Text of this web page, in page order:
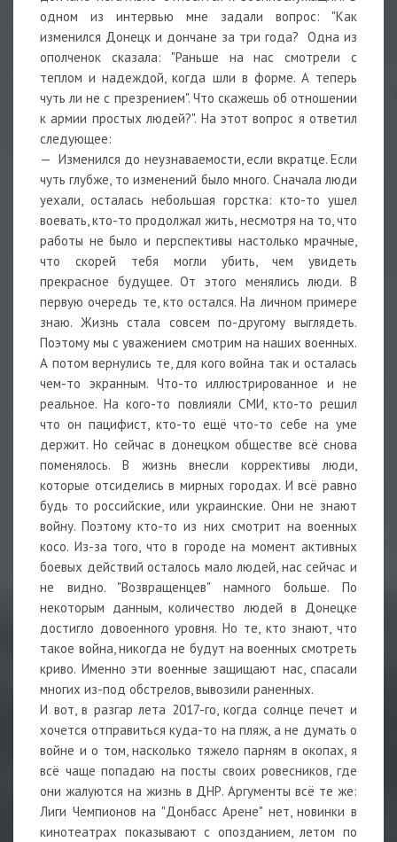
одном из интервью мне задали вопрос: "Как
изменился Донецк и дончане за три года? Одна из
ополченок сказала: "Раньше на нас смотрели с
теплом и надеждой, когда шли в форме. А теперь
чуть ли не с презрением". Что скажешь об отношении
к армии простых людей?". На этот вопрос я ответил
следующее:
— Изменился до неузнаваемости, если вкратце. Если
чуть глубже, то изменений было много. Сначала люди
уехали, осталась небольшая горстка: кто-то ушел
воевать, кто-то продолжал жить, несмотря на то, что
работы не было и перспективы настолько мрачные,
что скорей тебя могли убить, чем увидеть
прекрасное будущее. От этого менялись люди. В
первую очередь те, кто остался. На личном примере
знаю. Жизнь стала совсем по-другому выглядеть.
Поэтому мы с уважением смотрим на наших военных.
А потом вернулись те, для кого война так и осталась
чем-то экранным. Что-то иллюстрированное и не
реальное. На кого-то повлияли СМИ, кто-то решил
что он пацифист, кто-то ещё что-то себе на уме
держит. Но сейчас в донецком обществе всё снова
поменялось. В жизнь внесли коррективы люди,
которые отсиделись в мирных городах. И всё равно
будь то российские, или украинские. Они не знают
войну. Поэтому кто-то из них смотрит на военных
косо. Из-за того, что в городе на момент активных
боевых действий осталось мало людей, нас сейчас и
не видно. "Возвращенцев" намного больше. По
некоторым данным, количество людей в Донецке
достигло довоенного уровня. Но те, кто знают, что
такое война, никогда не будут на военных смотреть
криво. Именно эти военные защищают нас, спасали
многих из-под обстрелов, вывозили раненных.
И вот, в разгар лета 2017-го, когда солнце печет и
хочется отправиться куда-то на пляж, а не думать о
войне и о том, насколько тяжело парням в окопах, я
всё чаще попадаю на посты своих ровесников, где
они жалуются на жизнь в ДНР. Аргументы всё те же:
Лиги Чемпионов на "Донбасс Арене" нет, новинки в
кинотеатрах показывают с опозданием, летом по